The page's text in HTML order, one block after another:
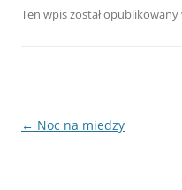
Ten wpis został opublikowany
Nawigacja
← Noc na miedzy